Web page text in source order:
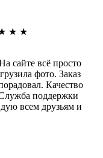
★ ★
сайте всё просто
фото. Заказ
Качество
поддержки
всем друзьям и